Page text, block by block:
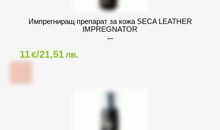
Импрегниращ препарат за кожа SECA LEATHER
IMPREGNATOR
11€/21,51лв.